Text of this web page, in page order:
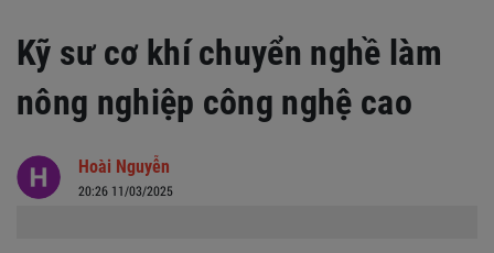
Kỹ sư cơ khí chuyển nghề làm
nông nghiệp công nghệ cao
Hoài Nguyễn
20:26 11/03/2025